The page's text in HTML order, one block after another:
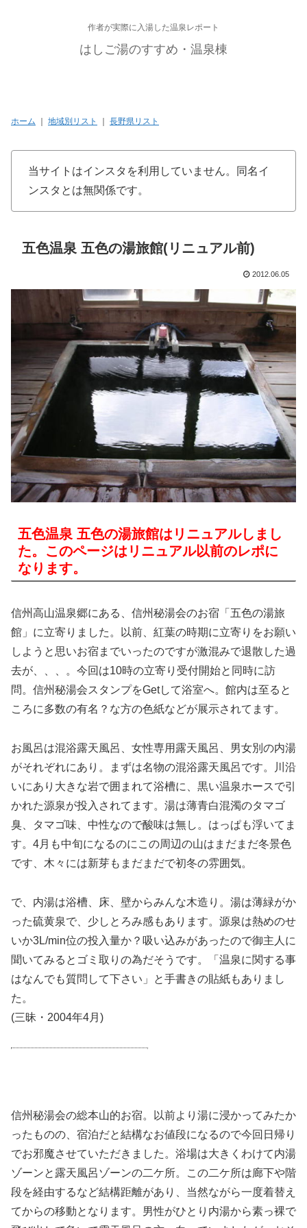
作者が実際に入湯した温泉レポート
はしご湯のすすめ・温泉棟
ホーム 地域別リスト 長野県リスト
当サイトはインスタを利用していません。同名イ
ンスタとは無関係です。
五色温泉 五色の湯旅館(リニュアル前)
2012.06.05
五色温泉 五色の湯旅館はリニュアルしまし
た。このページはリニュアル以前のレポに
なります。
信州高山温泉郷にある、信州秘湯会のお宿「五色の湯旅
館」に立寄りました。以前、紅葉の時期に立寄りをお願い
しようと思いお宿までいったのですが激混みで退散した過
去が、、、。今回は10時の立寄り受付開始と同時に訪
問。信州秘湯会スタンプをGetして浴室へ。館内は至ると
ころに多数の有名？な方の色紙などが展示されてます。
お風呂は混浴露天風呂、女性専用露天風呂、男女別の内湯
がそれぞれにあり。まずは名物の混浴露天風呂です。川沿
いにあり大きな岩で囲まれて浴槽に、黒い温泉ホースで引
かれた源泉が投入されてます。湯は薄青白混濁のタマゴ
臭、タマゴ味、中性なので酸味は無し。はっぱも浮いてま
す。4月も中旬になるのにこの周辺の山はまだまだ冬景色
です、木々には新芽もまだまだで初冬の雰囲気。
で、内湯は浴槽、床、壁からみんな木造り。湯は薄緑がか
った硫黄泉で、少しとろみ感もあります。源泉は熱めのせ
いか3L/min位の投入量か？吸い込みがあったので御主人に
聞いてみるとゴミ取りの為だそうです。「温泉に関する事
はなんでも質問して下さい」と手書きの貼紙もありまし
た。
(三昧・2004年4月)
信州秘湯会の総本山的お宿。以前より湯に浸かってみたか
ったものの、宿泊だと結構なお値段になるので今回日帰り
でお邪魔させていただきました。浴場は大きくわけて内湯
ゾーンと露天風呂ゾーンの二ケ所。この二ケ所は廊下や階
段を経由するなど結構距離があり、当然ながら一度着替え
てからの移動となります。男性がひとり内湯から素っ裸で